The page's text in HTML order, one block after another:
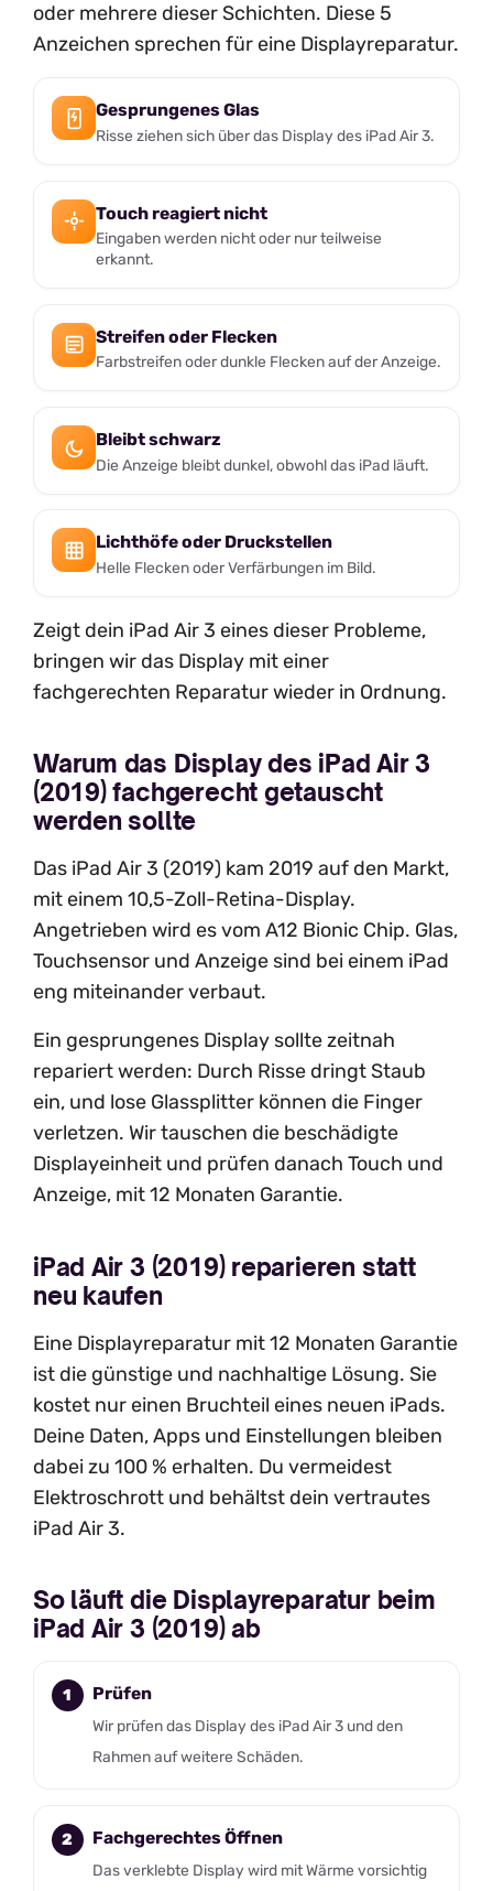
oder mehrere dieser Schichten. Diese 5
Anzeichen sprechen für eine Displayreparatur.
Gesprungenes Glas
Risse ziehen sich über das Display des iPad Air 3.
Touch reagiert nicht
Eingaben werden nicht oder nur teilweise
erkannt.
Streifen oder Flecken
Farbstreifen oder dunkle Flecken auf der Anzeige.
Bleibt schwarz
Die Anzeige bleibt dunkel, obwohl das iPad läuft.
Lichthöfe oder Druckstellen
Helle Flecken oder Verfärbungen im Bild.
Zeigt dein iPad Air 3 eines dieser Probleme,
bringen wir das Display mit einer
fachgerechten Reparatur wieder in Ordnung.
Warum das Display des iPad Air 3
(2019) fachgerecht getauscht
werden sollte
Das iPad Air 3 (2019) kam 2019 auf den Markt,
mit einem 10,5-Zoll-Retina-Display.
Angetrieben wird es vom A12 Bionic Chip. Glas,
Touchsensor und Anzeige sind bei einem iPad
eng miteinander verbaut.
Ein gesprungenes Display sollte zeitnah
repariert werden: Durch Risse dringt Staub
ein, und lose Glassplitter können die Finger
verletzen. Wir tauschen die beschädigte
Displayeinheit und prüfen danach Touch und
Anzeige, mit 12 Monaten Garantie.
iPad Air 3 (2019) reparieren statt
neu kaufen
Eine Displayreparatur mit 12 Monaten Garantie
ist die günstige und nachhaltige Lösung. Sie
kostet nur einen Bruchteil eines neuen iPads.
Deine Daten, Apps und Einstellungen bleiben
dabei zu 100 % erhalten. Du vermeidest
Elektroschrott und behältst dein vertrautes
iPad Air 3.
So läuft die Displayreparatur beim
iPad Air 3 (2019) ab
Prüfen
Wir prüfen das Display des iPad Air 3 und den
Rahmen auf weitere Schäden.
Fachgerechtes Öffnen
Das verklebte Display wird mit Wärme vorsichtig